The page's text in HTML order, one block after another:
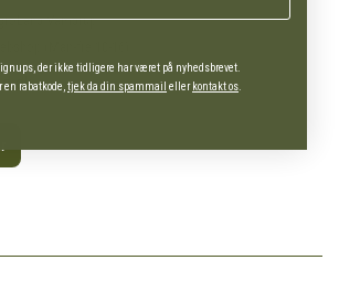
Vamdrup
der ikke tidligere har været på nyhedsbrevet.
rabatkode, tjek da din spammail ellerkontakt os